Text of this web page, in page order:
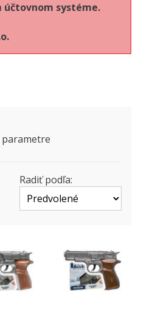
účtovnom systéme.
Zobraziť len ...
Radiť podľa: